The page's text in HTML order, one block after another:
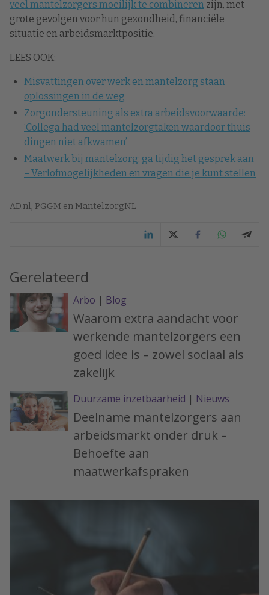
veel mantelzorgers moeilijk te combineren zijn, met
grote gevolgen voor hun gezondheid, financiële
situatie en arbeidsmarktpositie.
LEES OOK:
Misvattingen over werk en mantelzorg staan
oplossingen in de weg
Zorgondersteuning als extra arbeidsvoorwaarde:
‘Collega had veel mantelzorgtaken waardoor thuis
dingen niet afkwamen’
Maatwerk bij mantelzorg: ga tijdig het gesprek aan
– Verlofmogelijkheden en vragen die je kunt stellen
AD.nl, PGGM en MantelzorgNL
Gerelateerd
Arbo | Blog
Waarom extra aandacht voor
werkende mantelzorgers een
goed idee is – zowel sociaal als
zakelijk
Duurzame inzetbaarheid | Nieuws
Deelname mantelzorgers aan
arbeidsmarkt onder druk –
Behoefte aan
maatwerkafspraken